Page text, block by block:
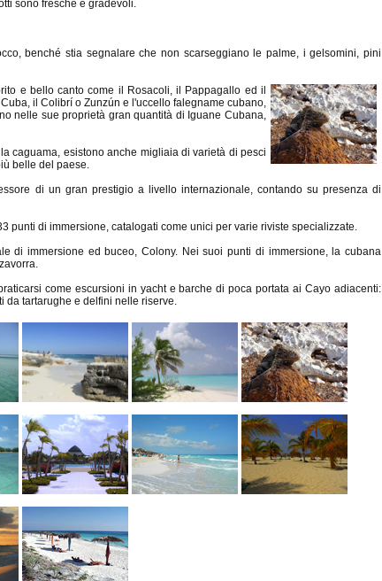
sono fresche e gradevoli.
benché stia segnalare che non scarseggiano le palme, i gelsomini, pini
e bello canto come il Rosacoli, il Pappagallo ed il
il Colibrí o Zunzún e l'uccello falegname cubano,
nelle sue proprietà gran quantità di Iguane Cubana,
caguama, esistono anche migliaia di varietà di pesci
belle del paese.
di un gran prestigio a livello internazionale, contando su presenza di
punti di immersione, catalogati come unici per varie riviste specializzate.
di immersione ed buceo, Colony. Nei suoi punti di immersione, la cubana
come escursioni in yacht e barche di poca portata ai Cayo adiacenti:
da tartarughe e delfini nelle riserve.